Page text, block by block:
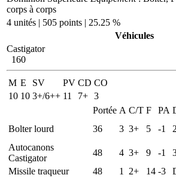
corps à corps
4 unités | 505 points | 25.25 %
Véhicules
Castigator
160
M E SV PV CD CO
10 10 3+/6++ 11 7+ 3
Portée A C/T F PA
Bolter lourd
36 3 3+ 5 -1 2
Autocanons
Castigator
48 4 3+ 9 -1
Missile traqueur
48 1 2+ 14 -3